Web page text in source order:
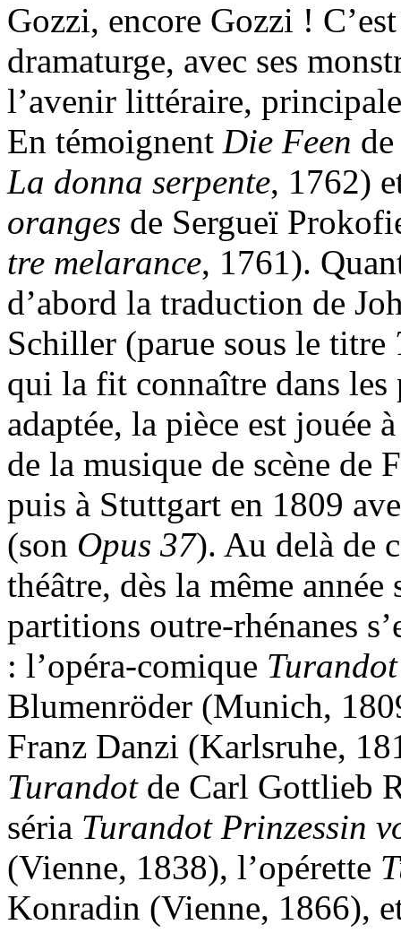
Gozzi, encore Gozzi !
dramaturge, avec ses
l’avenir littéraire,
En témoignent Die Feen
La donna serpente, 1762)
oranges de Sergueï
tre melarance, 1761).
d’abord la traduction de
Schiller (parue sous le titre
qui la fit connaître dans les
adaptée, la pièce est jouée
de la musique de scène de
puis à Stuttgart en 1809
(son Opus 37). Au delà de
théâtre, dès la même
partitions outre-rhénanes
: l’opéra-comique
Blumenröder (Munich,
Franz Danzi (Karlsruhe,
Turandotde Carl Gottlieb
séria Turandot Prinzessin
(Vienne, 1838), l’opérette
Konradin (Vienne, 1866),